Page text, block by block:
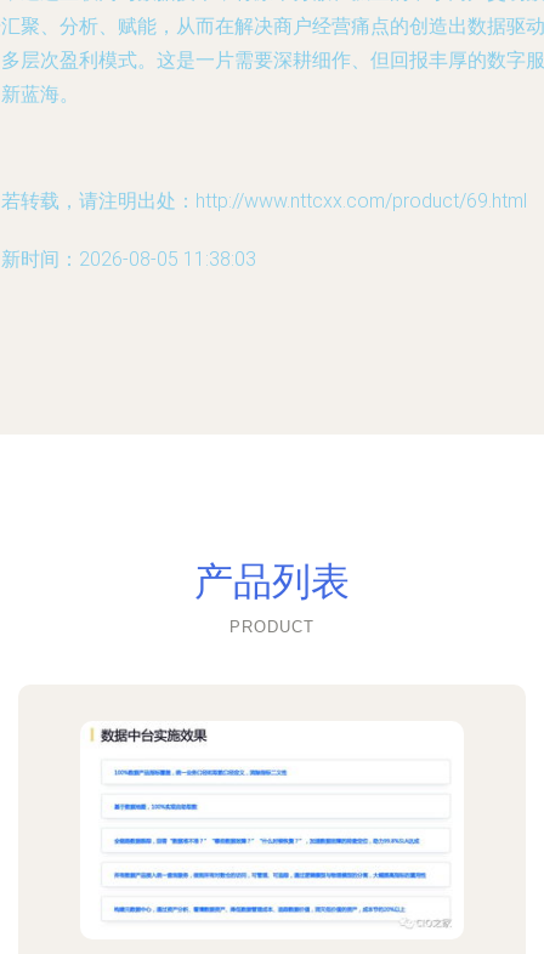
聚、分析、赋能，从而在解决商户经营痛点的创造出数据驱动
层次盈利模式。这是一片需要深耕细作、但回报丰厚的数字服
蓝海。
转载，请注明出处：http://www.nttcxx.com/product/69.html
时间：2026-08-05 11:38:03
产品列表
PRODUCT